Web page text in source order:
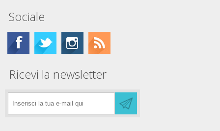
Sociale
Ricevi la newsletter